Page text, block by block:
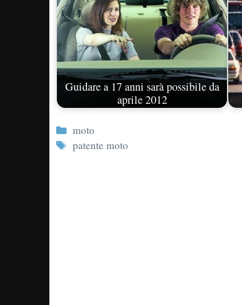
Guidare a 17 anni sarà possibile da
aprile 2012
Categorie
moto
Tag
patente moto